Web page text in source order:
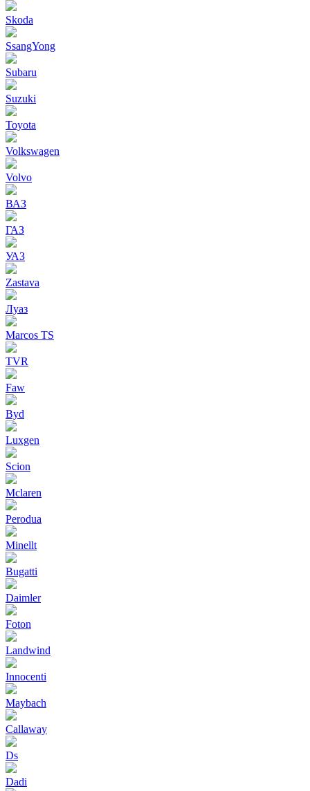
Skoda
SsangYong
Subaru
Suzuki
Toyota
Volkswagen
Volvo
ВАЗ
ГАЗ
УАЗ
Zastava
Луаз
Marcos TS
TVR
Faw
Byd
Luxgen
Scion
Mclaren
Perodua
Minellt
Bugatti
Daimler
Foton
Landwind
Innocenti
Maybach
Callaway
Ds
Dadi